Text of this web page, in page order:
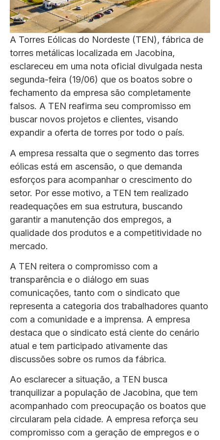
A Torres Eólicas do Nordeste (TEN), fábrica de
torres metálicas localizada em Jacobina,
esclareceu em uma nota oficial divulgada nesta
segunda-feira (19/06) que os boatos sobre o
fechamento da empresa são completamente
falsos. A TEN reafirma seu compromisso em
buscar novos projetos e clientes, visando
expandir a oferta de torres por todo o país.
A empresa ressalta que o segmento das torres
eólicas está em ascensão, o que demanda
esforços para acompanhar o crescimento do
setor. Por esse motivo, a TEN tem realizado
readequações em sua estrutura, buscando
garantir a manutenção dos empregos, a
qualidade dos produtos e a competitividade no
mercado.
A TEN reitera o compromisso com a
transparência e o diálogo em suas
comunicações, tanto com o sindicato que
representa a categoria dos trabalhadores quanto
com a comunidade e a imprensa. A empresa
destaca que o sindicato está ciente do cenário
atual e tem participado ativamente das
discussões sobre os rumos da fábrica.
Ao esclarecer a situação, a TEN busca
tranquilizar a população de Jacobina, que tem
acompanhado com preocupação os boatos que
circularam pela cidade. A empresa reforça seu
compromisso com a geração de empregos e o